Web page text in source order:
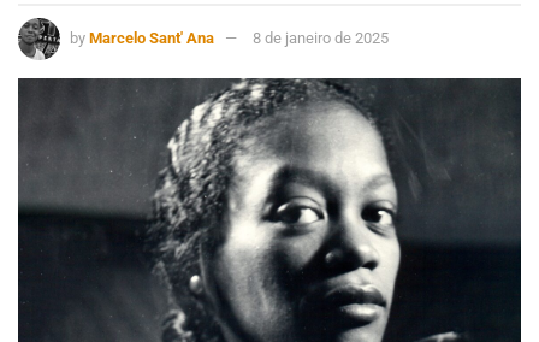
by Marcelo Sant' Ana 8 de janeiro de 2025